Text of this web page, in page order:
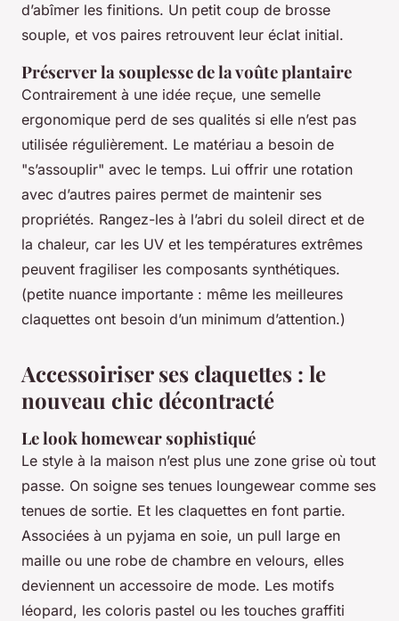
d’abîmer les finitions. Un petit coup de brosse
souple, et vos paires retrouvent leur éclat initial.
Préserver la souplesse de la voûte plantaire
Contrairement à une idée reçue, une semelle
ergonomique perd de ses qualités si elle n’est pas
utilisée régulièrement. Le matériau a besoin de
"s’assouplir" avec le temps. Lui offrir une rotation
avec d’autres paires permet de maintenir ses
propriétés. Rangez-les à l’abri du soleil direct et de
la chaleur, car les UV et les températures extrêmes
peuvent fragiliser les composants synthétiques.
(petite nuance importante : même les meilleures
claquettes ont besoin d’un minimum d’attention.)
Accessoiriser ses claquettes : le
nouveau chic décontracté
Le look homewear sophistiqué
Le style à la maison n’est plus une zone grise où tout
passe. On soigne ses tenues loungewear comme ses
tenues de sortie. Et les claquettes en font partie.
Associées à un pyjama en soie, un pull large en
maille ou une robe de chambre en velours, elles
deviennent un accessoire de mode. Les motifs
léopard, les coloris pastel ou les touches graffiti